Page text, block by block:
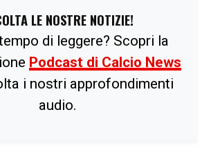
LE NOSTRE NOTIZIE!
di leggere? Scopri la
Podcast di Calcio News
i nostri approfondimenti
audio.